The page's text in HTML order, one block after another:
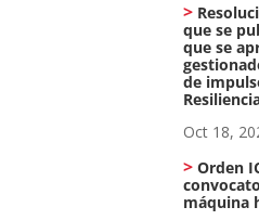
que se
que se
de
Oct 18,
Orden
máquina